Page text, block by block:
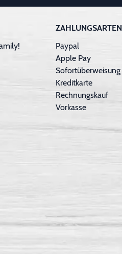
ZAHLUNGSARTEN
Paypal
Apple Pay
Sofortüberweisung
Kreditkarte
Rechnungskauf
Vorkasse